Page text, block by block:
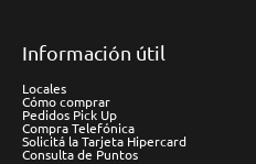
Información útil
Locales
Cómo comprar
Pedidos Pick Up
Compra Telefónica
Solicitá la Tarjeta Hipercard
Consulta de Puntos